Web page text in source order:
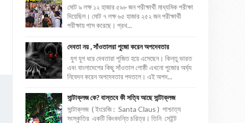
মোট ৯ লক্ষ ১২ হাজার ৫৯৮ জন পরীক্ষার্থী মাধ্যমিক পরীক্ষা
দিয়েছিল। মোট ৭ লক্ষ ৬৫ হাজার ২৫২ জন পরীক্ষার্থী
পরীক্ষায় পাস করেছে। প্রথ...
দেবতা নয় , সাঁওতালরা পুজো করেন অপদেবতার
যুগ যুগ ধরে দেবতারা পূজিত হয়ে এসেছেন। কিন্তু ভারত
এবং বাংলাদেশের কিছু সাঁওতাল গোষ্ঠী এখনো পুজোর অর্ঘ্য
নিবেদন করেন অপদেবতার পদতলে। এই অপদ...
সান্টাক্লজ কে? বাস্তবে কী সত্যি আছে সান্টাক্লজ
সান্টাক্লজ ( ইংরেজি : Santa Claus ) পাশ্চাত্য
সংস্কৃতির একটি কিংবদন্তি চরিত্র। তিনি সেইন্ট